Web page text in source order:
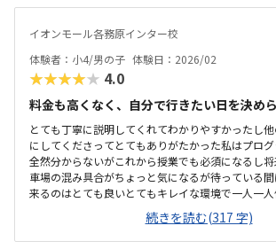
イオンモール各務原インター校
体験者：小4/男の子 体験日：2026/02
★★★★★ 4.0
料金も高くなく、自分で行きたい日を決め
とても丁寧に説明してくれてわかりやすかったし
にしてくださってとてもありがたかった私はプロ
全然分からないがこれから授業でも必須になるし
車場の混み具合がちょっと気になるが待っている
来るのはとても良いとてもキレイな環境で一人一
ーテーションがあるのも安心だしヘッドホンなども
のプログラミングと比べて同じくらいのねだんであ
で急な病気などがキャンセルになってしまうのは
続きを読む(317 字)